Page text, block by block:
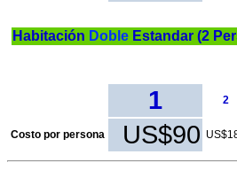
Habitación Doble Estandar (2
1
2
Costo por persona US$90